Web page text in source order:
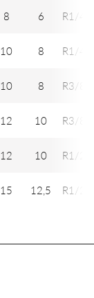
8 6 R1/4
10 8 R1/4
10 8 R3/8
12 10 R3/8
12 10 R1/2
15 12,5 R1/2